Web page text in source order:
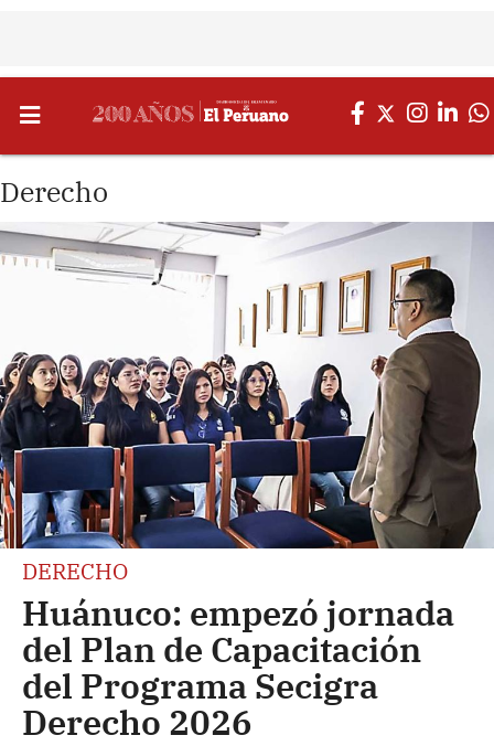
Derecho
DERECHO
Huánuco: empezó jornada
del Plan de Capacitación
del Programa Secigra
Derecho 2026